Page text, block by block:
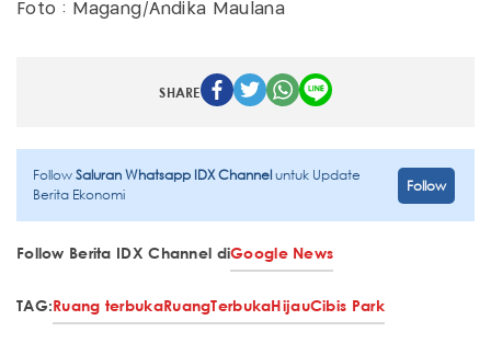
Foto : Magang/Andika Maulana
SHARE
FollowSaluran Whatsapp IDX Channeluntuk Update
Berita Ekonomi
Follow
Follow Berita IDX Channel diGoogle News
TAG:Ruang terbukaRuangTerbukaHijauCibis Park